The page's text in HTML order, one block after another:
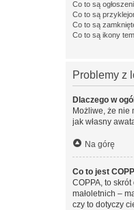
Co to są
Co to są
Co to są
Co to są ikony
Problemy z
Dlaczego w
Możliwe, że nie
jak własny
Na górę
Co to jest
COPPA, to
małoletnich –
czy to dotyczy